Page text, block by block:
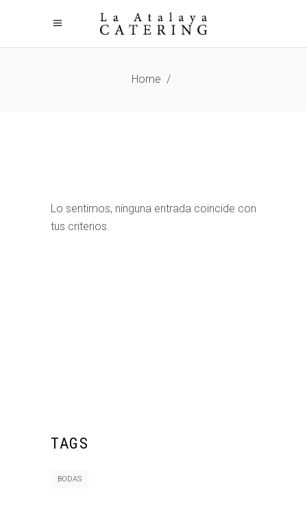
Home /
Lo sentimos, ninguna entrada coincide con
tus criterios.
TAGS
BODAS